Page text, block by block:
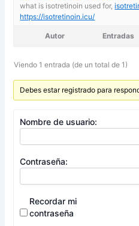
what is isotretinoin used for,
https://isotretinoin.icu/
Autor Entradas
Viendo 1 entrada (de un total de 1)
Debes estar registrado para
Nombre de usuario:
Contraseña:
Recordar mi
contraseña